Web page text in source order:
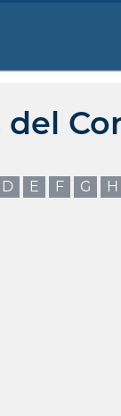
D E F G H